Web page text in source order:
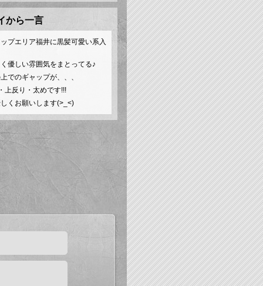
プエリア福井に黒髪可愛い系入
優しい雰囲気をまとってる♪
でのギャップが、、、
上反り・太めです!!!
くお願いします(>_<)